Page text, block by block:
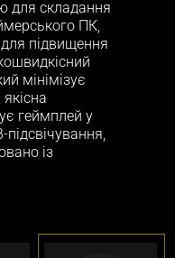
для складання
ПК,
підвищення
мінімізує
геймплей у
підсвічування,
із